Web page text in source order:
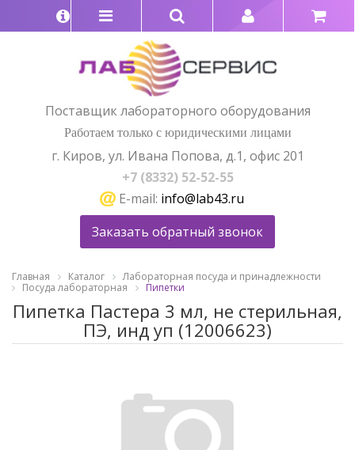
Поставщик лабораторного оборудования
Работаем только с юридическими лицами
г. Киров, ул. Ивана Попова, д.1, офис 201
+7 (8332) 52-52-55
E-mail: info@lab43.ru
Заказать обратный звонок
Главная Каталог
Лабораторная посуда и принадлежности
Посуда лабораторная
Пипетки
Пипетка Пастера 3 мл, не стерильная,
ПЭ, инд уп (12006623)